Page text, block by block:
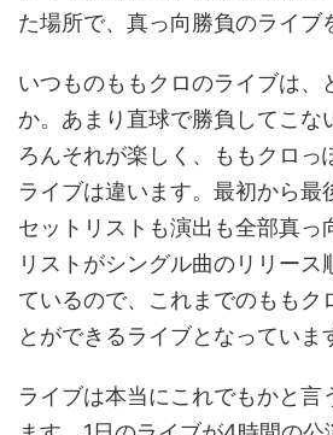
た場所で、真っ向勝負のライブ
いつものももクロのライブは、
か。あまり直球で勝負してこな
ろんそれが楽しく、ももクロっ
ライブは違います。最初から最
セットリストも演出も全部真っ
リストがシングル曲のリリース
ているので、これまでのももク
とができるライブとなっていま
ライブは本当にこれでもかと言